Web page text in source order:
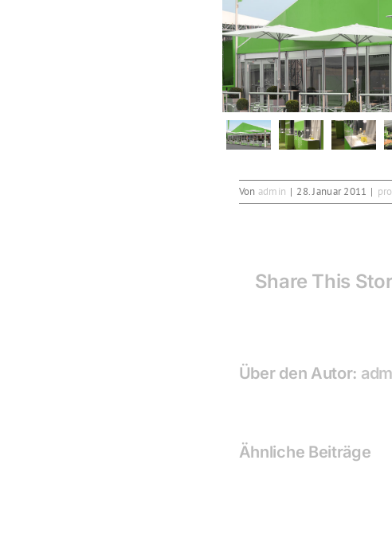
Von admin | 28. Januar 2011 |
Share This
Über den Autor:
Ähnliche Beiträge